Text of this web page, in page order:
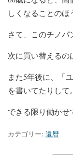
しくなることのほ
さて、このチノパ
次に買い替えるの
また5年後に、「
を書いてたりして。
できる限り働かせ
カテゴリー: 還暦